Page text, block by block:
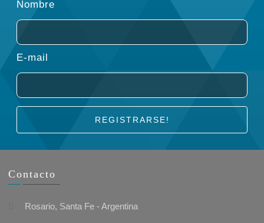
Nombre
E-mail
REGISTRARSE!
Contacto
Rosario, Santa Fe - Argentina